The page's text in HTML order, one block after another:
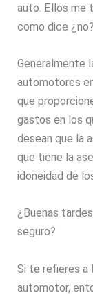
auto. Ellos me
como dice ¿no?
Generalmente
automotores
que
gastos en los
desean que la
que tiene la
idoneidad de
¿Buenas
seguro?
Si te refieres a
automotor,